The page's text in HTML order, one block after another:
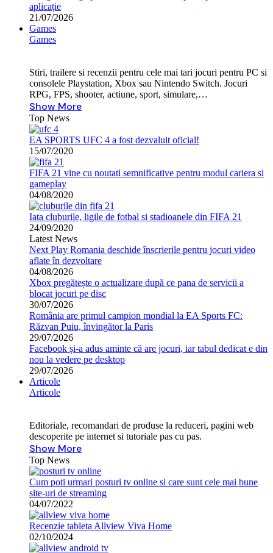
aplicație
21/07/2026
Games
Games
Stiri, trailere si recenzii pentru cele mai tari jocuri pentru PC si
consolele Playstation, Xbox sau Nintendo Switch. Jocuri
RPG, FPS, shooter, actiune, sport, simulare,…
Show More
Top News
EA SPORTS UFC 4 a fost dezvaluit oficial!
15/07/2020
FIFA 21 vine cu noutati semnificative pentru modul cariera si
gameplay
04/08/2020
Iata cluburile, ligile de fotbal si stadioanele din FIFA 21
24/09/2020
Latest News
Next Play Romania deschide înscrierile pentru jocuri video
aflate în dezvoltare
04/08/2026
Xbox pregătește o actualizare după ce pana de servicii a
blocat jocuri pe disc
30/07/2026
România are primul campion mondial la EA Sports FC:
Răzvan Puiu, învingător la Paris
29/07/2026
Facebook și-a adus aminte că are jocuri, iar tabul dedicat e din
nou la vedere pe desktop
29/07/2026
Articole
Articole
Editoriale, recomandari de produse la reduceri, pagini web
descoperite pe internet si tutoriale pas cu pas.
Show More
Top News
Cum poti urmari posturi tv online si care sunt cele mai bune
site-uri de streaming
04/07/2022
Recenzie tableta Allview Viva Home
02/10/2024